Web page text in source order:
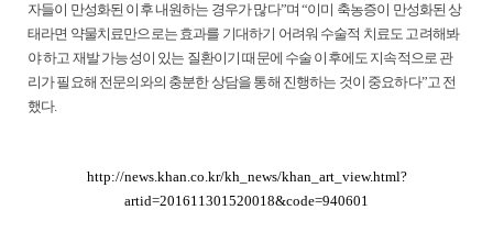
자들이 만성화된 이후 내원하는 경우가 많다”며 “이미 축농증이 만성화된 상
태라면 약물치료만으로는 효과를 기대하기 어려워 수술적 치료도 고려해봐
야 하고 재발 가능성이 있는 질환이기 때문에 수술 이후에도 지속적으로 관
리가 필요해 전문의와의 충분한 상담을 통해 진행하는 것이 중요하다”고 전
했다.
http://news.khan.co.kr/kh_news/khan_art_view.html?
artid=201611301520018&code=940601